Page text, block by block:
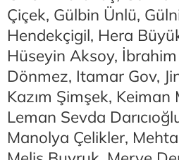
Çiçek, Gülbin Ünlü,
Hendekçigil, Hera
Hüseyin Aksoy,
Dönmez, Itamar Gov,
Kazım Şimşek,
Leman Sevda
Manolya Çelikler,